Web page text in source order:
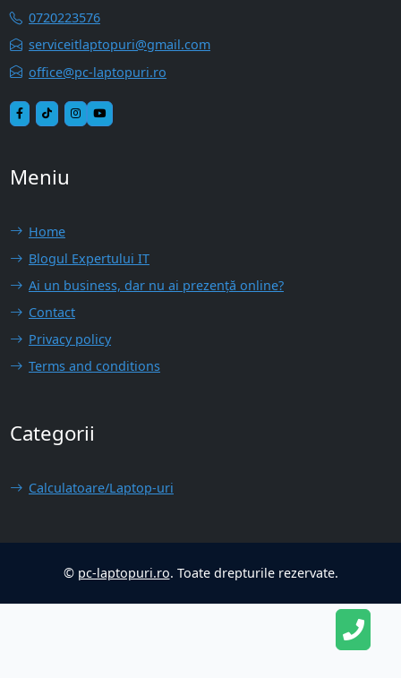
0720223576
serviceitlaptopuri@gmail.com
office@pc-laptopuri.ro
Meniu
Home
Blogul Expertului IT
Ai un business, dar nu ai prezență online?
Contact
Privacy policy
Terms and conditions
Categorii
Calculatoare/Laptop-uri
© pc-laptopuri.ro. Toate drepturile rezervate.